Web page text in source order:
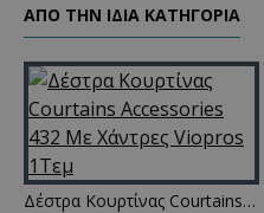
ΑΠΌ ΤΗΝ ΊΔΙΑ ΚΑΤΗΓΌΡΙΑ
Δέστρα Κουρτίνας Courtains Accessories 432 Με Χάντρες Viopros 1Τεμ